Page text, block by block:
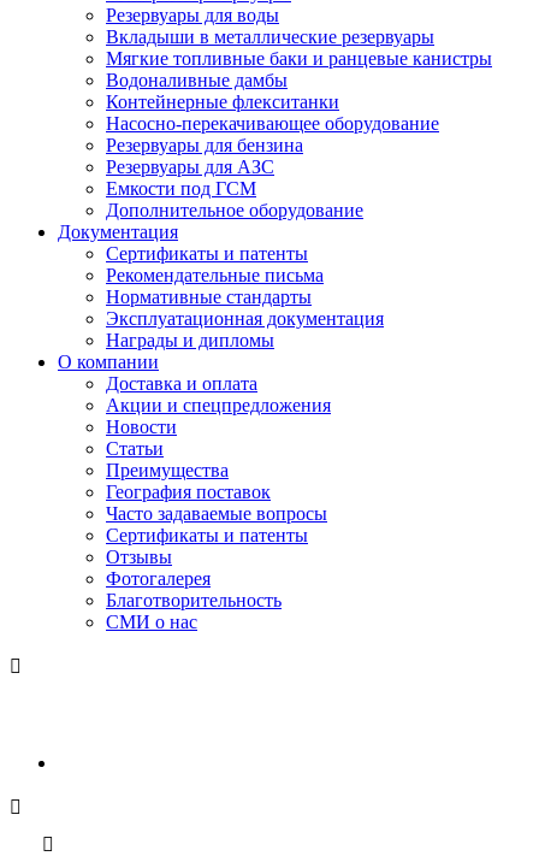
Резервуары для воды
Вкладыши в металлические резервуары
Мягкие топливные баки и ранцевые канистры
Водоналивные дамбы
Контейнерные флекситанки
Насосно-перекачивающее оборудование
Резервуары для бензина
Резервуары для АЗС
Емкости под ГСМ
Дополнительное оборудование
Документация
Сертификаты и патенты
Рекомендательные письма
Нормативные стандарты
Эксплуатационная документация
Награды и дипломы
О компании
Доставка и оплата
Акции и спецпредложения
Новости
Статьи
Преимущества
География поставок
Часто задаваемые вопросы
Сертификаты и патенты
Отзывы
Фотогалерея
Благотворительность
СМИ о нас


